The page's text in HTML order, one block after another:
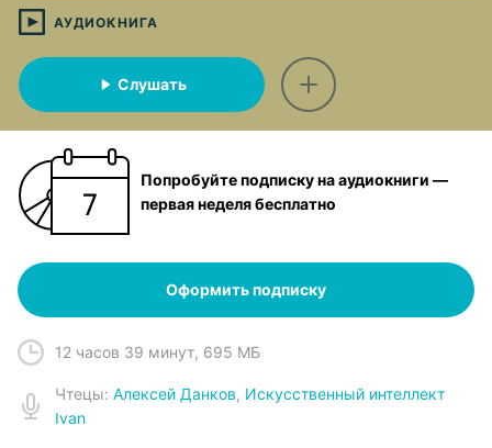
АУДИОКНИГА
Слушать
Попробуйте подписку на аудиокниги —
первая неделя бесплатно
Оформить подписку
12 часов 39 минут, 695 МБ
Чтецы: Алексей Данков, Искусственный интеллект
Ivan